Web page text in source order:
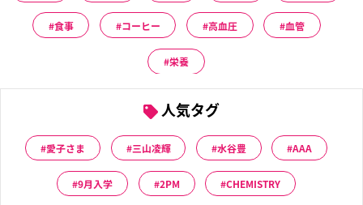
食事 コーヒー 高血圧 血管
栄養
人気タグ
愛子さま 三山凌輝 水谷豊 AAA
9月入学 2PM CHEMISTRY